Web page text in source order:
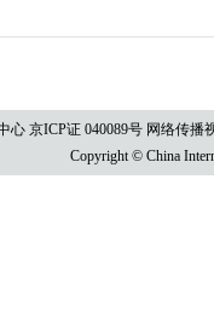
京ICP证 040089号 网络传播
Copyright © China